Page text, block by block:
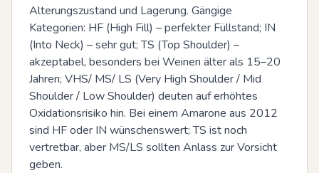
Alterungszustand und Lagerung. Gängige
Kategorien: HF (High Fill) – perfekter Füllstand; IN
(Into Neck) – sehr gut; TS (Top Shoulder) –
akzeptabel, besonders bei Weinen älter als 15–20
Jahren; VHS/ MS/ LS (Very High Shoulder / Mid
Shoulder / Low Shoulder) deuten auf erhöhtes
Oxidationsrisiko hin. Bei einem Amarone aus 2012
sind HF oder IN wünschenswert; TS ist noch
vertretbar, aber MS/LS sollten Anlass zur Vorsicht
geben.